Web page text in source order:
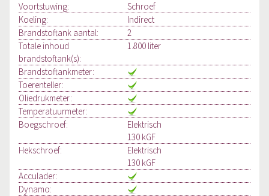
Voortstuwing:
Schroef
Koeling:
Indirect
Brandstoftank aantal:
2
Totale inhoud
brandstoftank(s):
1.800 liter
Brandstoftankmeter:
Toerenteller:
Oliedrukmeter:
Temperatuurmeter:
Boegschroef:
Elektrisch
130 kGF
Hekschroef:
Elektrisch
130 kGF
Acculader:
Dynamo: